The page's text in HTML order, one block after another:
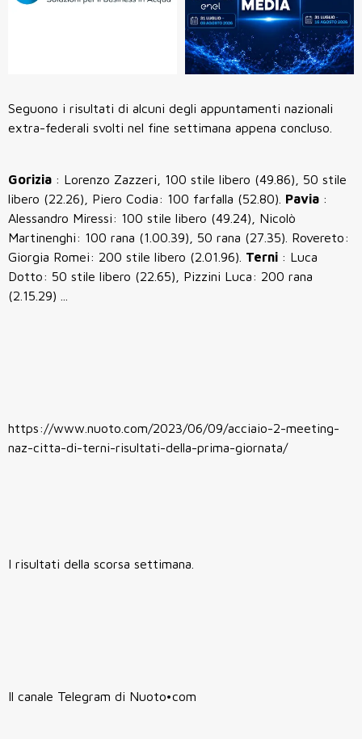
Seguono i risultati di alcuni degli appuntamenti nazionali
extra-federali svolti nel fine settimana appena concluso.
Gorizia : Lorenzo Zazzeri, 100 stile libero (49.86), 50 stile
libero (22.26), Piero Codia: 100 farfalla (52.80). Pavia :
Alessandro Miressi: 100 stile libero (49.24), Nicolò
Martinenghi: 100 rana (1.00.39), 50 rana (27.35). Rovereto:
Giorgia Romei: 200 stile libero (2.01.96). Terni : Luca
Dotto: 50 stile libero (22.65), Pizzini Luca: 200 rana
(2.15.29) ...
https://www.nuoto.com/2023/06/09/acciaio-2-meeting-
naz-citta-di-terni-risultati-della-prima-giornata/
I risultati della scorsa settimana.
Il canale Telegram di Nuoto•com